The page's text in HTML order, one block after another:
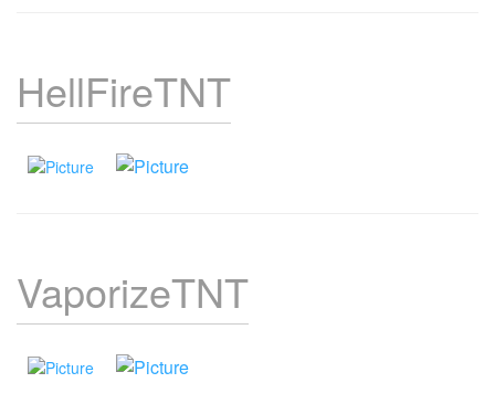
HellFireTNT
VaporizeTNT